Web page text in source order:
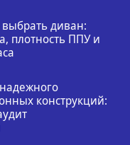
диван:
плотность ППУ и
конструкций: